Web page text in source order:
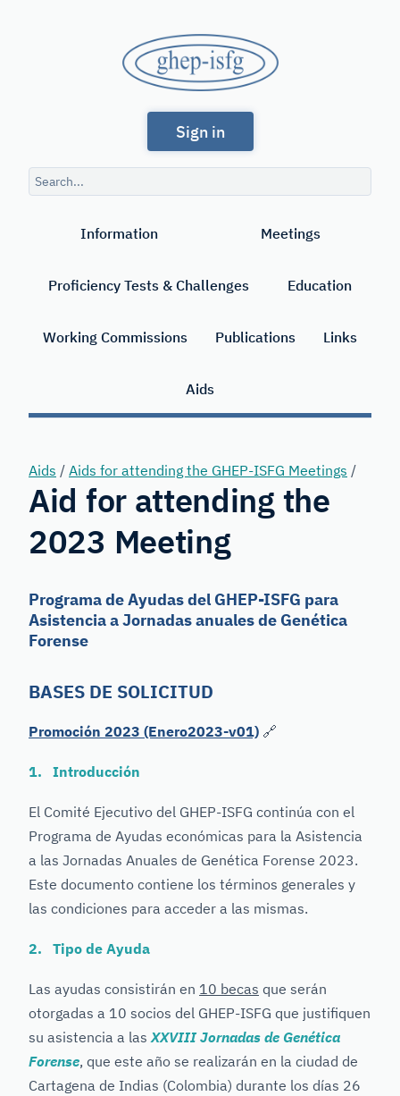
GHEP
-
ISFG
Portuguese-
speaking
Working
International
Forensic
Sign in
Search
query
Information Meetings
Proficiency Tests & Challenges Education
Working Commissions Publications Links
Aids
Aids / Aids for attending the GHEP-ISFG Meetings /
Aid for attending the
2023 Meeting
Programa de Ayudas del GHEP-ISFG para
Asistencia a Jornadas anuales de Genética
Forense
BASES DE SOLICITUD
Promoción 2023 (Enero2023-v01) 🔗
1. Introducción
El Comité Ejecutivo del GHEP-ISFG continúa con el
Programa de Ayudas económicas para la Asistencia
a las Jornadas Anuales de Genética Forense 2023.
Este documento contiene los términos generales y
las condiciones para acceder a las mismas.
2. Tipo de Ayuda
Las ayudas consistirán en 10 becas que serán
otorgadas a 10 socios del GHEP-ISFG que justifiquen
su asistencia a lasXXVIII Jornadas de Genética
Forense, que este año se realizarán en la ciudad de
Cartagena de Indias (Colombia) durante los días 26